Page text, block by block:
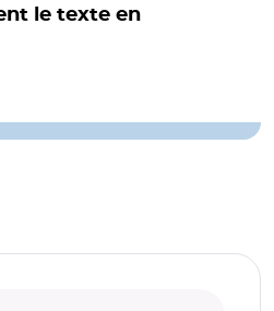
le texte en